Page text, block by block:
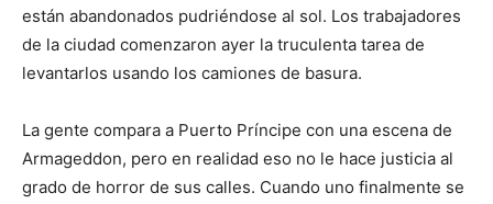
están abandonados pudriéndose al sol. Los trabajadores
de la ciudad comenzaron ayer la truculenta tarea de
levantarlos usando los camiones de basura.
La gente compara a Puerto Príncipe con una escena de
Armageddon, pero en realidad eso no le hace justicia al
grado de horror de sus calles. Cuando uno finalmente se